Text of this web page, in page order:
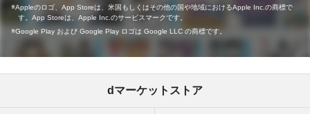
Appleのロゴ、App Storeは、米国もしくはその他の国や地域におけるApple Inc.の商標で
す。App Storeは、Apple Inc.のサービスマークです。
Google Play および Google Play ロゴは Google LLC の商標です。
dマーケットストア